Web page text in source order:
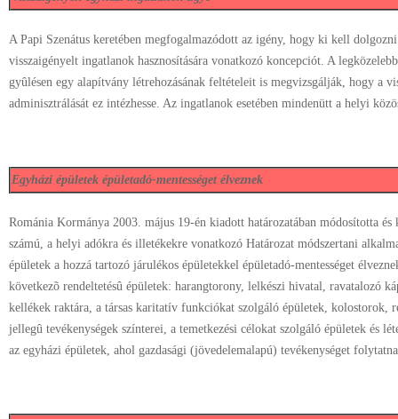
A Papi Szenátus keretében megfogalmazódott az igény, hogy ki kell dolgozni
visszaigényelt ingatlanok hasznosítására vonatkozó koncepciót. A
gyûlésen egy alapítvány létrehozásának feltételeit is megvizsgálják, hogy a
adminisztrálását ez intézhesse. Az ingatlanok esetében mindenütt a helyi
Egyházi épületek épületadó-mentességet élveznek
Románia Kormánya 2003. május 19-én kiadott határozatában módosította
számú, a helyi adókra és illetékekre vonatkozó Határozat módszertani
épületek a hozzá tartozó járulékos épületekkel épületadó-mentességet
következõ rendeltetésû épületek: harangtorony, lelkészi hivatal, ravatalozó
kellékek raktára, a társas karitatív funkciókat szolgáló épületek, kolostorok,
jellegû tevékenységek színterei, a temetkezési célokat szolgáló épületek és
az egyházi épületek, ahol gazdasági (jövedelemalapú) tevékenységet